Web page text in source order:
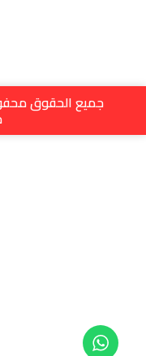
جميع الحقوق محفوظة